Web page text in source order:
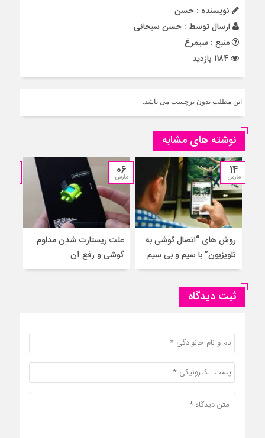
نویسنده : حسن
ارسال توسط : حسن سبحانی
منبع : سیمرغ
این مطلب بدون برچسب می باشد.
نوشته های مشابه
14
مارس
روش های “اتصال گوشی به
تلویزیون” با سیم و بی سیم
06
مارس
علت ریستارت شدن مداوم
گوشی و رفع آن
ثبت دیدگاه